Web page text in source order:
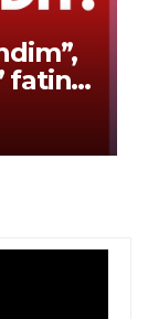
fatin e